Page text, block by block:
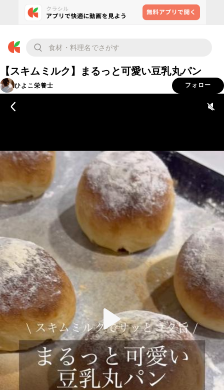
【スキムミルク】まるっと可愛い豆乳丸パン
ひよこ栄養士 フォロー